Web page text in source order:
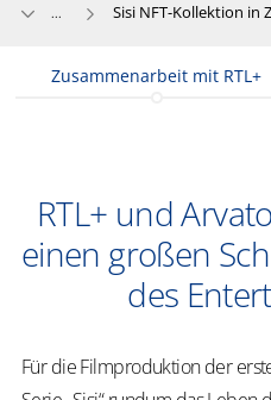
... Sisi NFT-Kollektion in
Zusammenarbeit mit RTL+
RTL+ und
einen großen
des
Für die Filmproduktion der